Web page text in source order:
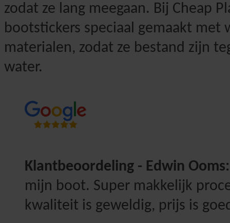
zodat ze lang meegaan. Bij Cheap
bootstickers speciaal gemaakt met
materialen, zodat ze bestand zijn
water.
Klantbeoordeling - Edwin Ooms:
mijn boot. Super makkelijk
kwaliteit is geweldig, prijs is